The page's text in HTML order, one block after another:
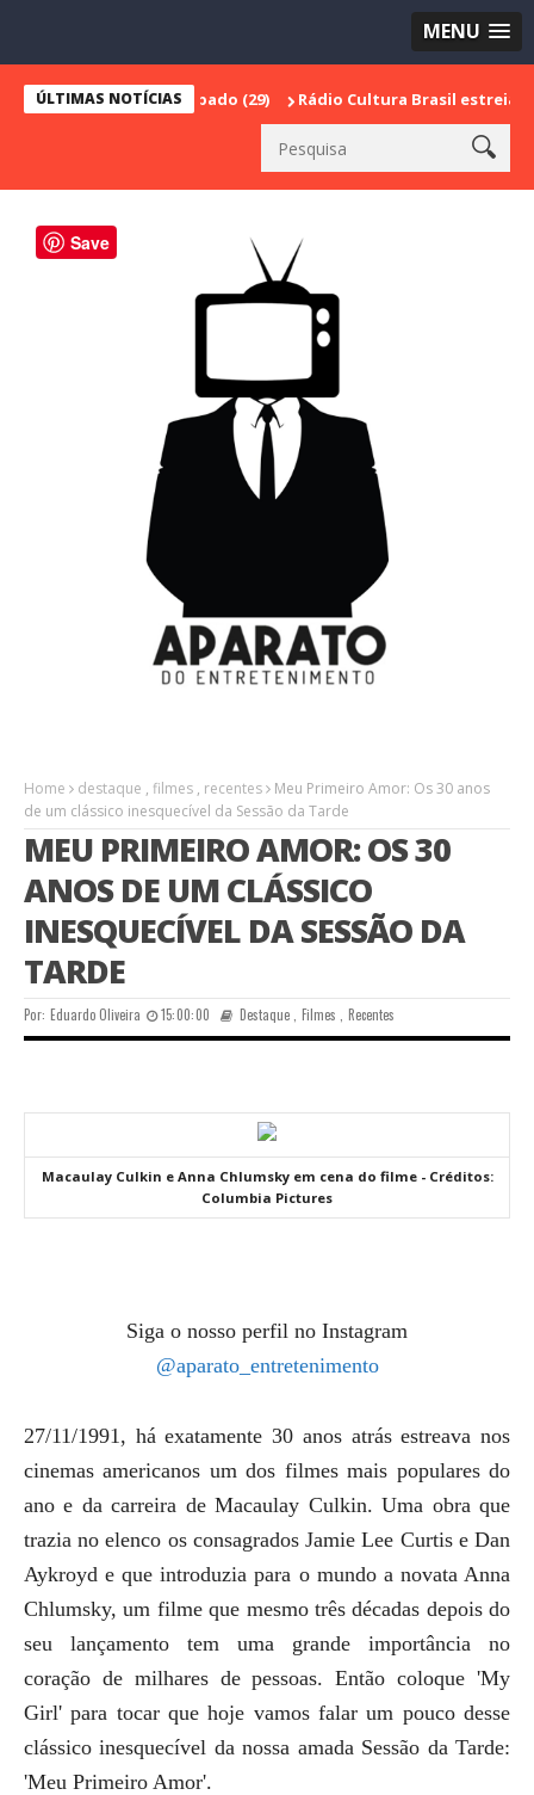
MENU
ÚLTIMAS NOTÍCIAS
do último sábado (29) Rádio Cultura Brasil estreia série
Home destaque , filmes , recentes
Meu Primeiro Amor: Os 30 anos
de um clássico inesquecível da Sessão da Tarde
MEU PRIMEIRO AMOR: OS 30
ANOS DE UM CLÁSSICO
INESQUECÍVEL DA SESSÃO DA
TARDE
Por: Eduardo Oliveira 15:00:00 Destaque ,Filmes Recentes
Macaulay Culkin e Anna Chlumsky em cena do filme - Créditos:
Columbia Pictures
Siga o nosso perfil no Instagram
@aparato_entretenimento
27/11/1991, há exatamente 30 anos atrás estreava nos
cinemas americanos um dos filmes mais populares do
ano e da carreira de Macaulay Culkin. Uma obra que
trazia no elenco os consagrados Jamie Lee Curtis e Dan
Aykroyd e que introduzia para o mundo a novata Anna
Chlumsky, um filme que mesmo três décadas depois do
seu lançamento tem uma grande importância no
coração de milhares de pessoas. Então coloque 'My
Girl' para tocar que hoje vamos falar um pouco desse
clássico inesquecível da nossa amada Sessão da Tarde:
'Meu Primeiro Amor'.
Save